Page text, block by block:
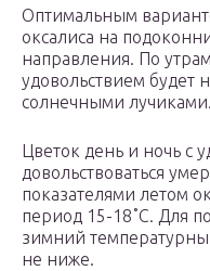
Оптимальным
оксалиса на
направления. По утрам
удовольствием будет
солнечными лучиками.
Цветок день и ночь с
довольствоваться
показателями летом
период 15-18˚С. Для
зимний
не ниже.